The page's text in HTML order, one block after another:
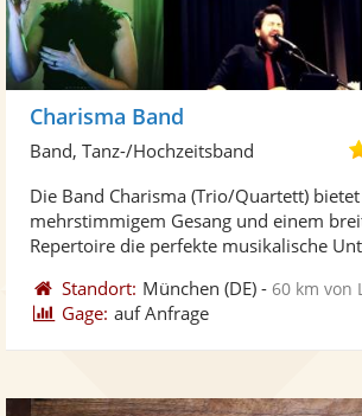
Charisma Band
Band, Tanz-/Hochzeitsband
Die Band Charisma (Trio/Quartett)
mehrstimmigem Gesang und einem
Repertoire die perfekte musikalische
Standort: München (DE) -60 km von
Gage: auf Anfrage